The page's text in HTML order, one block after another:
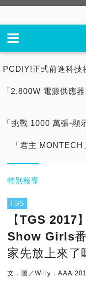
PCDIY!正式前進科技
「2,800W 電源供應
「挑戰 1000 萬張-顯
「君主
特別報導
TGS
【TGS 2017
Show Girls番
家先放上來了
文．圖／Willy．AAA